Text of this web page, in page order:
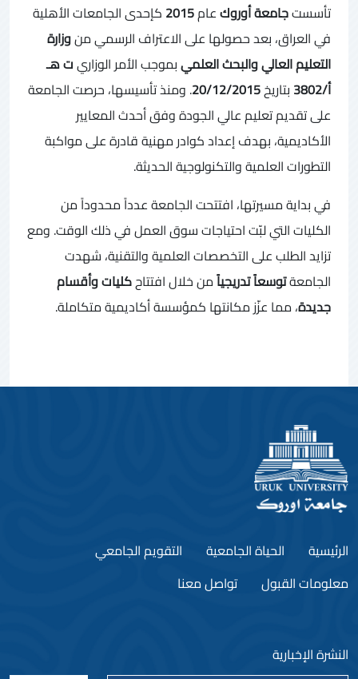
تأسستجامعة أوروكعام2015 كإحدى الجامعات الأهلية
في العراق، بعد حصولها على الاعتراف الرسمي منوزارة
التعليم العالي والبحث العلميبموجب الأمر الوزاريت هـ
أ/3802
بتاريخ20/12/2015. ومنذ تأسيسها، حرصت الجامعة
على تقديم تعليم عالي الجودة وفق أحدث المعايير
الأكاديمية، بهدف إعداد كوادر مهنية قادرة على مواكبة
التطورات العلمية والتكنولوجية الحديثة.
في بداية مسيرتها، افتتحت الجامعة عدداً محدوداً من
الكليات التي لبّت احتياجات سوق العمل في ذلك الوقت. ومع
تزايد الطلب على التخصصات العلمية والتقنية، شهدت
الجامعةتوسعاً تدريجياًمن خلال افتتاحكليات وأقسام
جديدة، مما عزّز مكانتها كمؤسسة أكاديمية متكاملة.
الرئيسية الحياة الجامعية
التقويم الجامعي
معلومات القبول
تواصل معنا
النشرة الإخبارية